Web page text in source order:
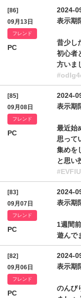
[86]
09月13日
フレンド
PC
2024-
表示期
昔少し
初心者
方いま
[85]
09月08日
フレンド
PC
2024-
表示期
最近始
思って
集めを
と思い
[83]
09月07日
フレンド
PC
2024-
表示期
1週間
遊んで
[82]
09月06日
フレンド
PC
2024-
表示期
のんび